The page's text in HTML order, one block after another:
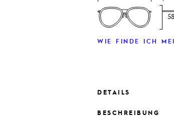
WIE FINDE ICH
DETAILS
BESCHREIBUNG